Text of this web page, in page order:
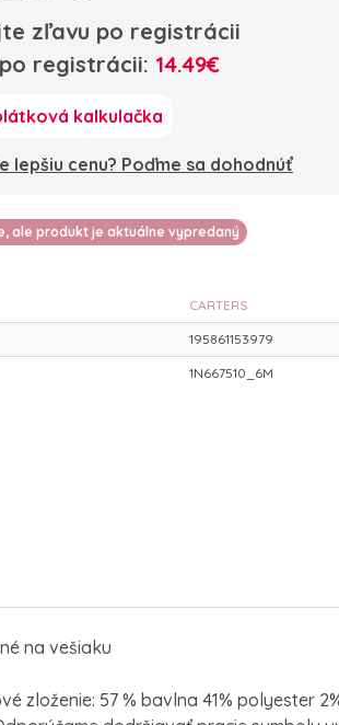
zľavu po registrácii
registrácii: 14.49€
kalkulačka
lepšiu cenu? Poďme sa dohodnúť
ale produkt je aktuálne vypredaný
CARTERS
195861153979
1N667510_6M
na vešiaku
zloženie: 57 % bavlna 41% polyester